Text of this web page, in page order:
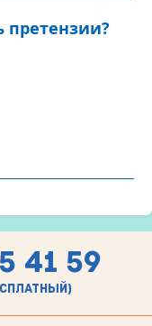
претензии?
41 59